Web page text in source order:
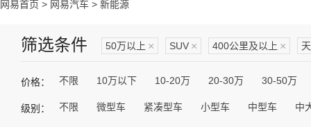
网易首页 > 网易汽车 > 新能源
筛选条件 50万以上 × SUV × 400公里及以上 ×
价格： 不限 10万以下 10-20万 20-30万 30-50万
级别： 不限 微型车 紧凑型车 小型车 中型车 中